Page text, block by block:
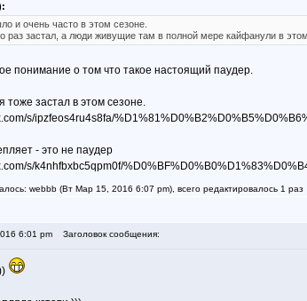
и очень часто в этом сезоне.
раз застал, а люди живущие там в полной мере кайфанули в
понимание о том что такое настоящий паудер.
застал в этом сезоне.
s/ipzfeos4ru4s8fa/
- это не паудер
s/k4nhfbxbc5qpm0f/
webbb (Вт Мар 15, 2016 6:07 pm), всего редактировалось 1 раз
6:01 pm Заголовок сообщения: